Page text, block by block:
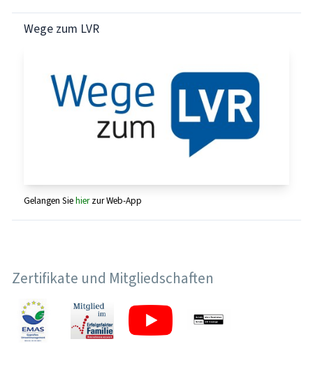
Wege zum LVR
Gelangen Siehierzur Web-App
Zertifikate und Mitgliedschaften